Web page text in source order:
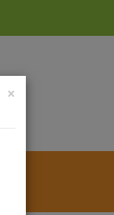
×